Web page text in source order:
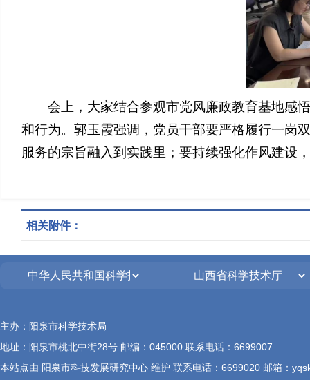
会上，大家结合参观市党风廉政教育基地感
和行为。郭玉霞强调，党员干部要严格履行一岗
服务的宗旨融入到实践里；要持续强化作风建设
相关附件：
主办：阳泉市科学技术局
地址：阳泉市桃北中街28号 邮编：045000 联系电话：6699007
本站点由 阳泉市科技发展研究中心 维护 联系电话：6699020 邮箱：